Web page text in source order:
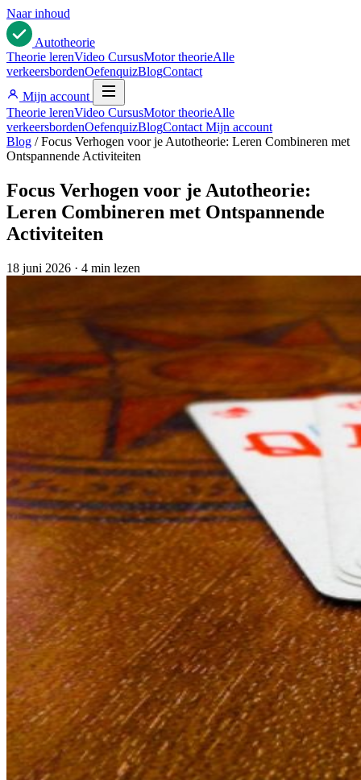
Naar inhoud
Autotheorie
Theorie lerenVideo CursusMotor theorieAlle
verkeersbordenOefenquizBlogContact
Mijn account
Theorie lerenVideo CursusMotor theorieAlle
verkeersbordenOefenquizBlogContact Mijn account
Blog / Focus Verhogen voor je Autotheorie: Leren Combineren met
Ontspannende Activiteiten
Focus Verhogen voor je Autotheorie:
Leren Combineren met Ontspannende
Activiteiten
18 juni 2026 · 4 min lezen